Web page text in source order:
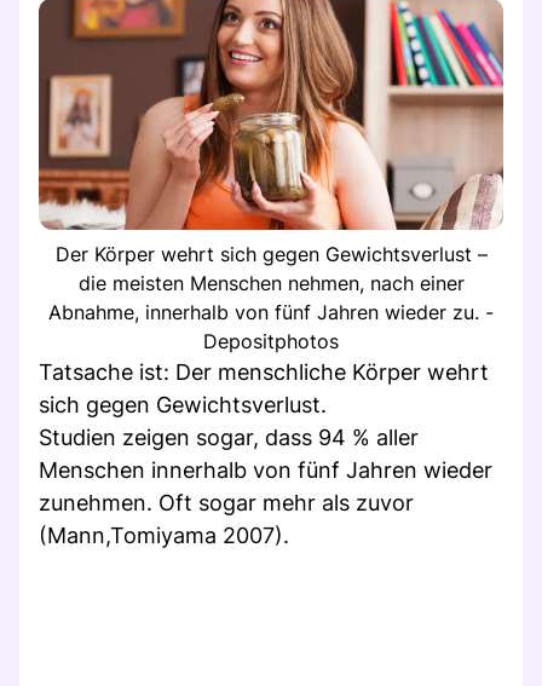
Der Körper wehrt sich gegen Gewichtsverlust –
die meisten Menschen nehmen, nach einer
Abnahme, innerhalb von fünf Jahren wieder zu. -
Depositphotos
Tatsache ist: Der menschliche Körper wehrt
sich gegen Gewichtsverlust.
Studien zeigen sogar, dass 94 % aller
Menschen innerhalb von fünf Jahren wieder
zunehmen. Oft sogar mehr als zuvor
(Mann,Tomiyama 2007).